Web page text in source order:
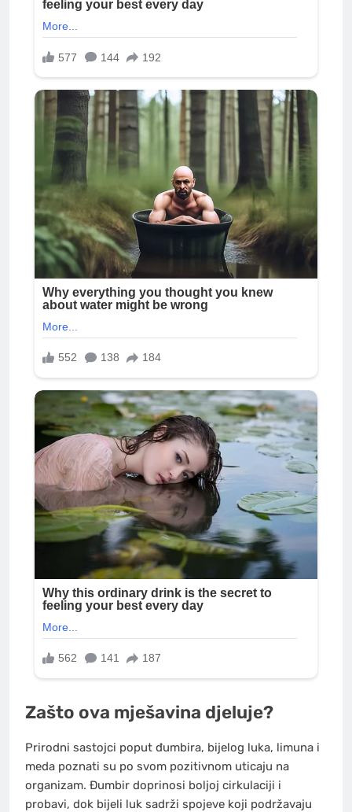
Zašto ova mješavina djeluje?
Prirodni sastojci poput đumbira, bijelog luka, limuna i
meda poznati su po svom pozitivnom uticaju na
organizam. Đumbir doprinosi boljoj cirkulaciji i
probavi, dok bijeli luk sadrži spojeve koji podržavaju